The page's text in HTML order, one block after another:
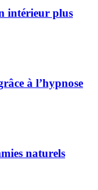
intérieur plus
à l’hypnose
naturels